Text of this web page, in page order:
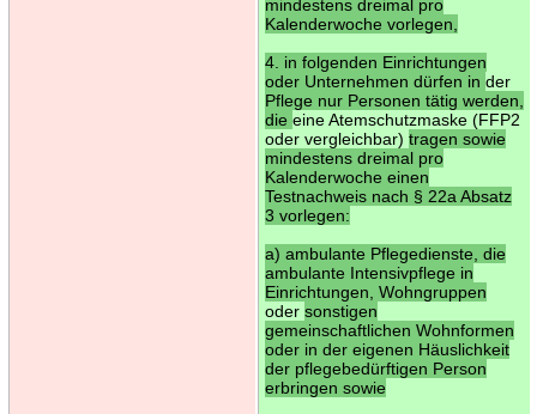
mindestens dreimal pro
Kalenderwoche vorlegen,
4. in folgenden Einrichtungen
oder Unternehmen dürfen in der
Pflege nur Personen tätig werden,
die eine Atemschutzmaske (FFP2
oder vergleichbar) tragen sowie
mindestens dreimal pro
Kalenderwoche einen
Testnachweis nach § 22a Absatz
3 vorlegen:
a) ambulante Pflegedienste, die
ambulante Intensivpflege in
Einrichtungen, Wohngruppen
oder sonstigen
gemeinschaftlichen Wohnformen
oder in der eigenen Häuslichkeit
der pflegebedürftigen Person
erbringen sowie